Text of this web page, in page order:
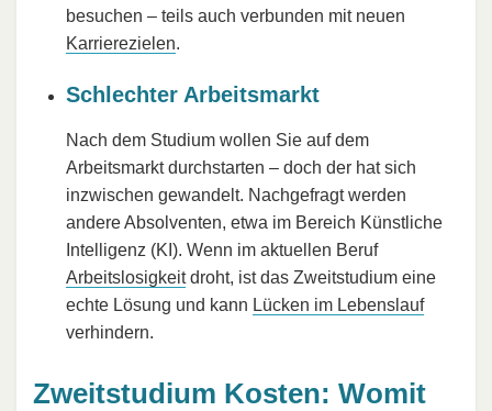
besuchen – teils auch verbunden mit neuen
Karrierezielen.
Schlechter Arbeitsmarkt
Nach dem Studium wollen Sie auf dem
Arbeitsmarkt durchstarten – doch der hat sich
inzwischen gewandelt. Nachgefragt werden
andere Absolventen, etwa im Bereich Künstliche
Intelligenz (KI). Wenn im aktuellen Beruf
Arbeitslosigkeitdroht, ist das Zweitstudium eine
echte Lösung und kann Lücken im Lebenslauf
verhindern.
Zweitstudium Kosten: Womit